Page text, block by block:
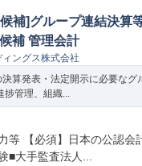
候補]グループ連結決算
補 管理会計
ングス株式会社
算発表・法定開示に必要なグ
捗管理、組織...
等 【必須】日本の公認会
■大手監査法人...